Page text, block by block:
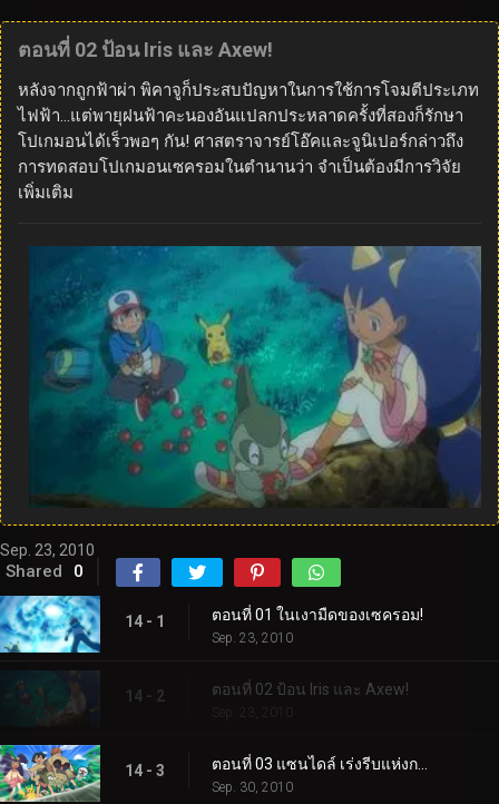
ตอนที่ 02 ป้อน Iris และ Axew!
หลังจากถูกฟ้าผ่า พิคาจูก็ประสบปัญหาในการใช้การโจมตีประเภท
ไฟฟ้า…แต่พายุฝนฟ้าคะนองอันแปลกประหลาดครั้งที่สองก็รักษา
โปเกมอนได้เร็วพอๆ กัน! ศาสตราจารย์โอ๊คและจูนิเปอร์กล่าวถึง
การทดสอบโปเกมอนเซครอมในตำนานว่า จำเป็นต้องมีการวิจัย
เพิ่มเติม
Sep. 23, 2010
Shared 0
14 - 1 ตอนที่ 01 ในเงามืดของเซครอม!
Sep. 23, 2010
14 - 2 ตอนที่ 02 ป้อน Iris และ Axew!
Sep. 23, 2010
14 - 3
Sep. 30, 2010